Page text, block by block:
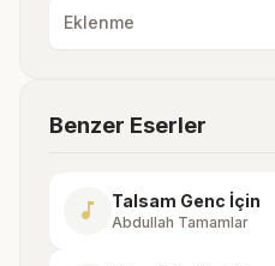
Eklenme
Benzer Eserler
music_note Talsam Genc İçin
Abdullah Tamamlar